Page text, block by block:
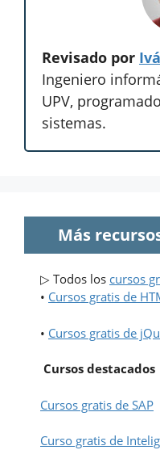
Revisado por
Ingeniero
UPV,
sistemas.
Más
▷ Todos los cursos
• Cursos gratis de
• Cursos gratis de
Cursos destacados
Cursos gratis de SAP
Curso gratis de